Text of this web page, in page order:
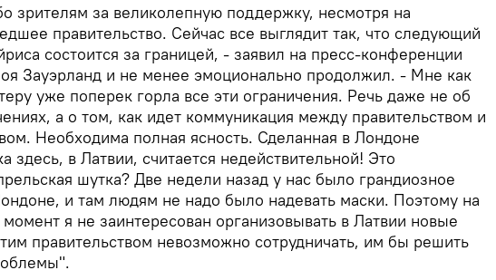
зрителям за великолепную поддержку, несмотря на
правительство. Сейчас все выглядит так, что следующий
состоится за границей, - заявил на пресс-конференции
Зауэрланд и не менее эмоционально продолжил. - Мне как
уже поперек горла все эти ограничения. Речь даже не об
а о том, как идет коммуникация между правительством и
Необходима полная ясность. Сделанная в Лондоне
здесь, в Латвии, считается недействительной! Это
шутка? Две недели назад у нас было грандиозное
и там людям не надо было надевать маски. Поэтому на
я не заинтересован организовывать в Латвии новые
правительством невозможно сотрудничать, им бы решить